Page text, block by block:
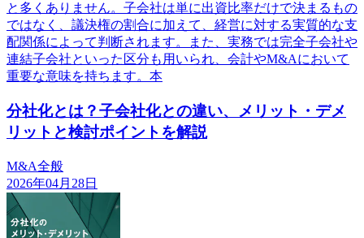
と多くありません。子会社は単に出資比率だけで決まるもの
ではなく、議決権の割合に加えて、経営に対する実質的な支
配関係によって判断されます。また、実務では完全子会社や
連結子会社といった区分も用いられ、会計やM&Aにおいて
重要な意味を持ちます。本
分社化とは？子会社化との違い、メリット・デメ
リットと検討ポイントを解説
M&A全般
2026年04月28日